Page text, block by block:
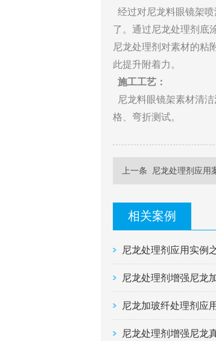
经过对尼龙料眼镜架
了。通过尼龙处理剂底
尼龙处理剂对素材的粘
此提升附着力。
施工工艺：
尼龙料眼镜架素材清
格、弯折测试。
上一条 尼龙处理剂应用
相关案例
尼龙处理剂应用实例
尼龙处理剂增强尼龙
尼龙加玻纤处理剂应
尼龙处理剂增强尼龙